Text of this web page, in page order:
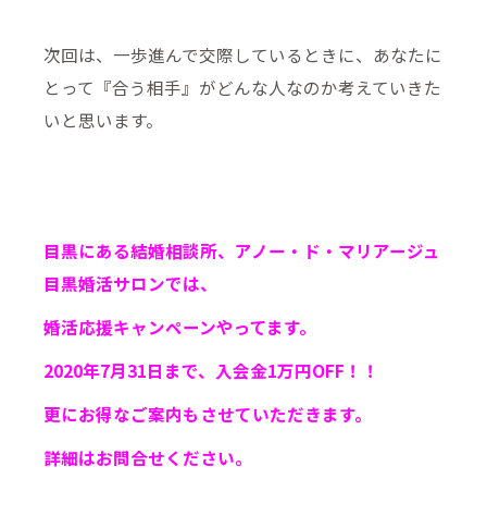
次回は、一歩進んで交際しているときに、あなたに
とって『合う相手』がどんな人なのか考えていきた
いと思います。
目黒にある結婚相談所、アノー・ド・マリアージュ
目黒婚活サロンでは、
婚活応援キャンペーンやってます。
2020年7月31日まで、入会金1万円OFF！！
更にお得なご案内もさせていただきます。
詳細はお問合せください。